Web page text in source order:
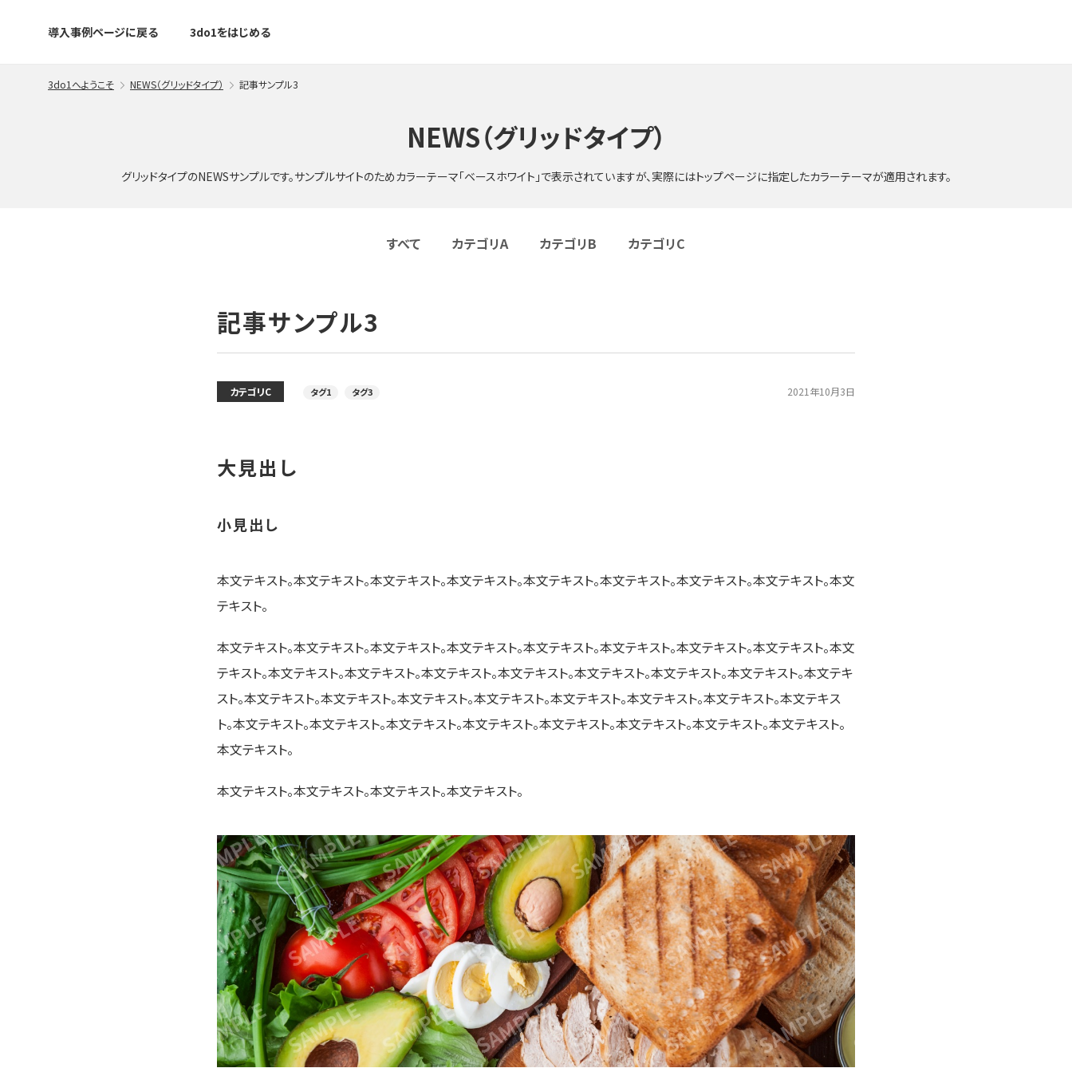
導入事例ページに戻る 3do1をはじめる
3do1へようこそ NEWS（グリッドタイプ） 記事サンプル3
NEWS（グリッドタイプ）
グリッドタイプのNEWSサンプルです。サンプルサイトのためカラーテーマ「ベースホワイト」で表示されていますが、実際にはトップページに指定したカラーテーマが適用されます。
すべて カテゴリA カテゴリB カテゴリC
記事サンプル3
カテゴリC タグ1 タグ3 2021年10月3日
大見出し
小見出し
本文テキスト。本文テキスト。本文テキスト。本文テキスト。本文テキスト。本文テキスト。本文テキスト。本文テキスト。本文
テキスト。
本文テキスト。本文テキスト。本文テキスト。本文テキスト。本文テキスト。本文テキスト。本文テキスト。本文テキスト。本文
テキスト。本文テキスト。本文テキスト。本文テキスト。本文テキスト。本文テキスト。本文テキスト。本文テキスト。本文テキ
スト。本文テキスト。本文テキスト。本文テキスト。本文テキスト。本文テキスト。本文テキスト。本文テキスト。本文テキス
ト。本文テキスト。本文テキスト。本文テキスト。本文テキスト。本文テキスト。本文テキスト。本文テキスト。本文テキスト。
本文テキスト。
本文テキスト。本文テキスト。本文テキスト。本文テキスト。